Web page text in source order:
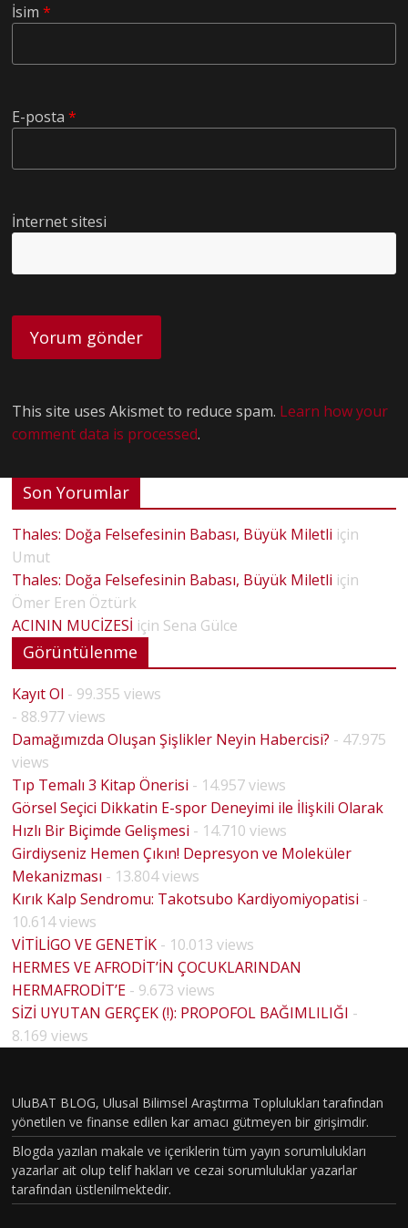
İsim*
E-posta*
İnternet sitesi
This site uses Akismet to reduce spam. Learn how your
comment data is processed.
Son Yorumlar
Thales: Doğa Felsefesinin Babası, Büyük Miletli için
Umut
Thales: Doğa Felsefesinin Babası, Büyük Miletli için
Ömer Eren Öztürk
ACININ MUCİZESİ için Sena Gülce
Görüntülenme
Kayıt Ol - 99.355 views
- 88.977 views
Damağımızda Oluşan Şişlikler Neyin Habercisi? - 47.975
views
Tıp Temalı 3 Kitap Önerisi - 14.957 views
Görsel Seçici Dikkatin E-spor Deneyimi ile İlişkili Olarak
Hızlı Bir Biçimde Gelişmesi - 14.710 views
Girdiyseniz Hemen Çıkın! Depresyon ve Moleküler
Mekanizması - 13.804 views
Kırık Kalp Sendromu: Takotsubo Kardiyomiyopatisi -
10.614 views
VİTİLİGO VE GENETİK - 10.013 views
HERMES VE AFRODİT’İN ÇOCUKLARINDAN
HERMAFRODİT’E - 9.673 views
SİZİ UYUTAN GERÇEK (!): PROPOFOL BAĞIMLILIĞI -
8.169 views
UluBAT BLOG, Ulusal Bilimsel Araştırma Toplulukları tarafından
yönetilen ve finanse edilen kar amacı gütmeyen bir girişimdir.
Blogda yazılan makale ve içeriklerin tüm yayın sorumlulukları
yazarlar ait olup telif hakları ve cezai sorumluluklar yazarlar
tarafından üstlenilmektedir.
HOUSE
MD
BÖLÜM
VAKASI
GERÇEK
OLDU :
TÜRKİY